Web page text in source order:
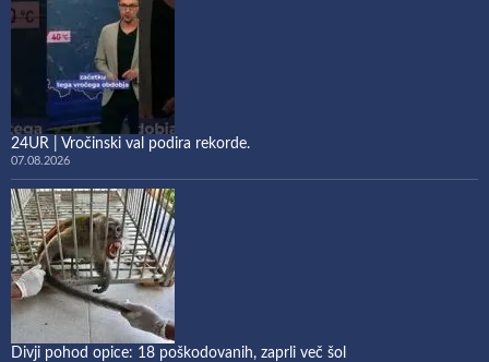
24UR | Vročinski val podira rekorde.
07.08.2026
Divji pohod opice: 18 poškodovanih, zaprli več šol